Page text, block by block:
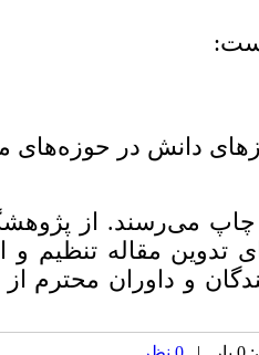
دانش در حوزه‌های
چاپ می‌رسند. از‌
مقاله تنظیم و
و داوران محترم